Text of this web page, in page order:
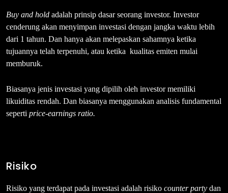
Buy and hold adalah prinsip dasar seorang investor. Investor
cenderung akan menyimpan investasi dengan jangka waktu lebih
dari 1 tahun. Dan hanya akan melepaskan sahamnya ketika
tujuannya telah terpenuhi, atau ketika kualitas emiten mulai
memburuk.
Biasanya jenis investasi yang dipilih oleh investor memiliki
likuiditas rendah. Dan biasanya menggunakan analisis fundamental
seperti price-earnings ratio.
Risiko
Risiko yang terdapat pada investasi adalah risiko counter party dan